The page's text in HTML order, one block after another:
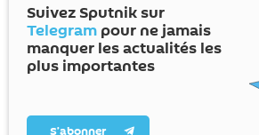
Suivez Sputnik sur
Telegram pour ne jamais
manquer les actualités les
plus importantes
S’abonner